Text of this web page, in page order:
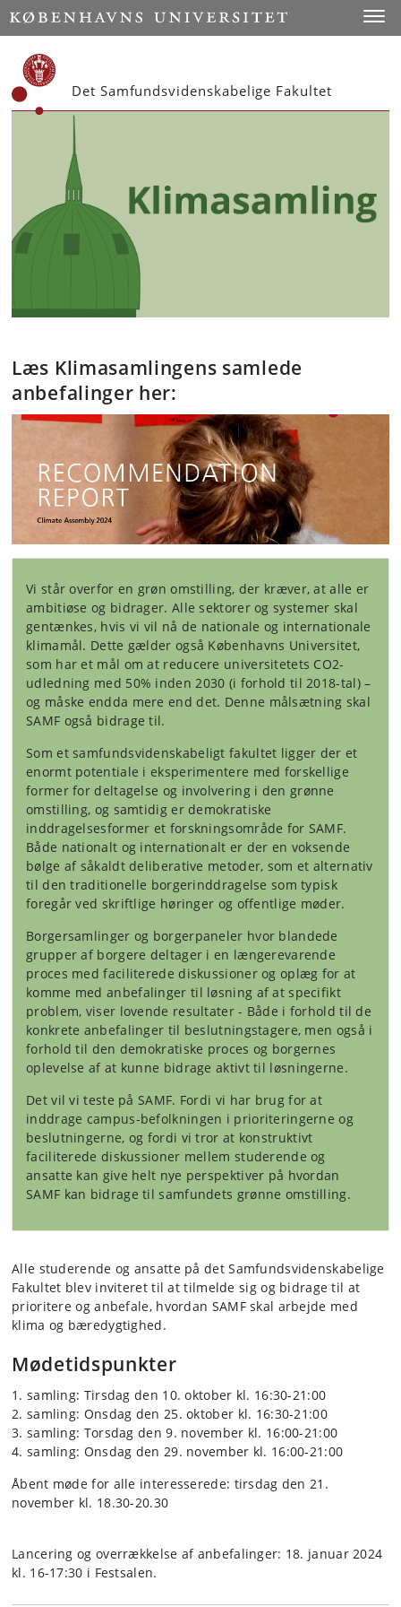
Start
Det Samfundsvidenskabelige Fakultet
Læs Klimasamlingens samlede
anbefalinger her:
Vi står overfor en grøn omstilling, der kræver, at alle er
ambitiøse og bidrager. Alle sektorer og systemer skal
gentænkes, hvis vi vil nå de nationale og internationale
klimamål. Dette gælder også Københavns Universitet,
som har et mål om at reducere universitetets CO2-
udledning med 50% inden 2030 (i forhold til 2018-tal) –
og måske endda mere end det. Denne målsætning skal
SAMF også bidrage til.
Som et samfundsvidenskabeligt fakultet ligger der et
enormt potentiale i eksperimentere med forskellige
former for deltagelse og involvering i den grønne
omstilling, og samtidig er demokratiske
inddragelsesformer et forskningsområde for SAMF.
Både nationalt og internationalt er der en voksende
bølge af såkaldt deliberative metoder, som et alternativ
til den traditionelle borgerinddragelse som typisk
foregår ved skriftlige høringer og offentlige møder.
Borgersamlinger og borgerpaneler hvor blandede
grupper af borgere deltager i en længerevarende
proces med faciliterede diskussioner og oplæg for at
komme med anbefalinger til løsning af at specifikt
problem, viser lovende resultater - Både i forhold til de
konkrete anbefalinger til beslutningstagere, men også i
forhold til den demokratiske proces og borgernes
oplevelse af at kunne bidrage aktivt til løsningerne.
Det vil vi teste på SAMF. Fordi vi har brug for at
inddrage campus-befolkningen i prioriteringerne og
beslutningerne, og fordi vi tror at konstruktivt
faciliterede diskussioner mellem studerende og
ansatte kan give helt nye perspektiver på hvordan
SAMF kan bidrage til samfundets grønne omstilling.
Alle studerende og ansatte på det Samfundsvidenskabelige
Fakultet blev inviteret til at tilmelde sig og bidrage til at
prioritere og anbefale, hvordan SAMF skal arbejde med
klima og bæredygtighed.
Mødetidspunkter
1. samling: Tirsdag den 10. oktober kl. 16:30-21:00
2. samling: Onsdag den 25. oktober kl. 16:30-21:00
3. samling: Torsdag den 9. november kl. 16:00-21:00
4. samling: Onsdag den 29. november kl. 16:00-21:00
Åbent møde for alle interesserede: tirsdag den​ 21.
november kl. 18.30-20.30
Lancering og overrækkelse af anbefalinger: 18. januar 2024
kl. 16-17:30 i Festsalen.